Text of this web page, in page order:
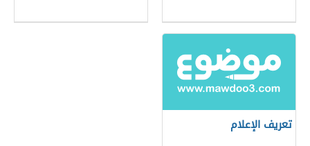
تعريف الإعلام